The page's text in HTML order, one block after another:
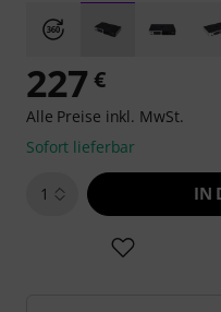
227 €
Alle Preise inkl. MwSt.
Sofort lieferbar
1 IN